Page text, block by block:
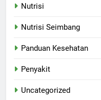
Nutrisi
Nutrisi Seimbang
Panduan Kesehatan
Penyakit
Uncategorized